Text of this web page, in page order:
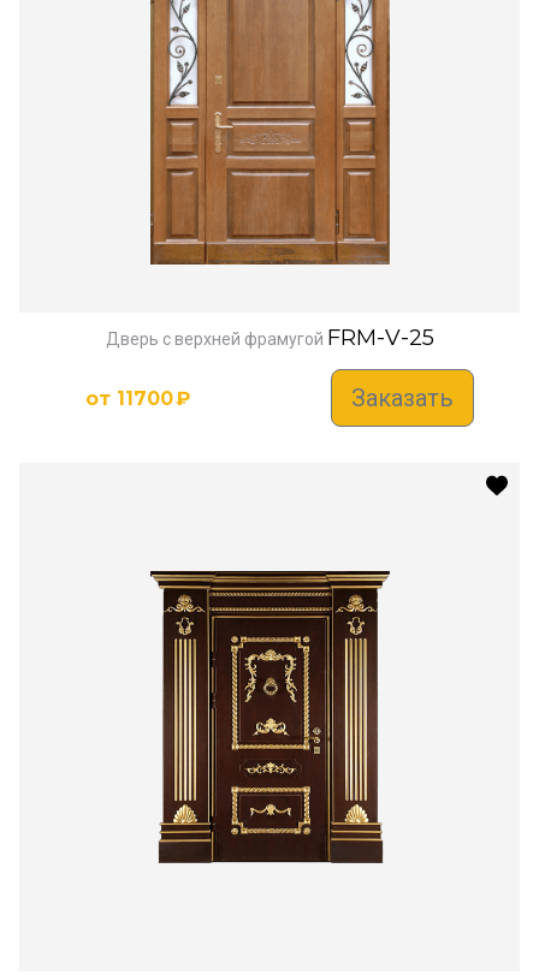
Дверь с верхней фрамугой FRM-V-25
от 11700₽ Заказать